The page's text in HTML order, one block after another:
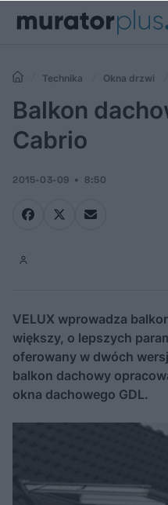
Technika Okna drzwi
Balkon
Cabrio
2015-03-09 8:50
VELUX wprowadza
większy, o lepszych
oferowany w dwóch
balkon dachowy
okna dachowego GDL.